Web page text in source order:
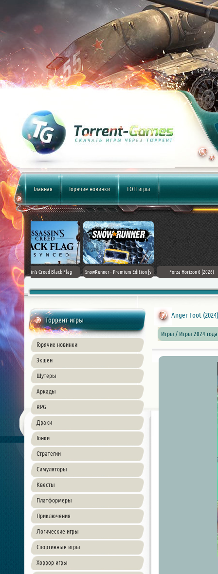
Главная Горячие новинки ТОП игры
Flag
PC
SnowRunner - Premium Edition [v
Forza Horizon 6 (2026) Death Stranding
Торрент игры
Горячие новинки
Экшен
Шутеры
Аркады
RPG
Драки
Гонки
Стратегии
Симуляторы
Квесты
Платформеры
Приключения
Логические игры
Спортивные игры
Хоррор игры
Anger Foot
Игры / Игры 2024